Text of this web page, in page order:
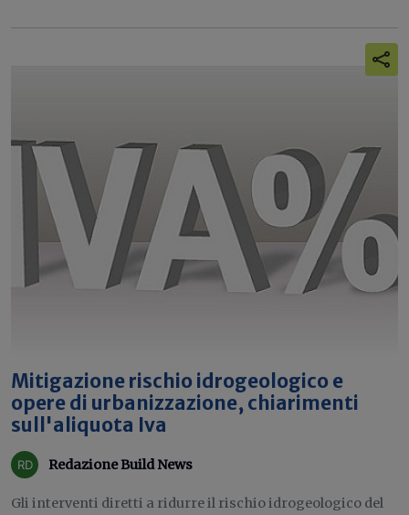
Mitigazione rischio idrogeologico e
opere di urbanizzazione, chiarimenti
sull'aliquota Iva
Redazione Build News
Gli interventi diretti a ridurre il rischio idrogeologico del